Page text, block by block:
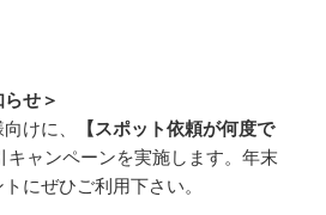
せ＞
けに、
【スポット依頼が何度で
キャンペーンを実施します。年末
にぜひご利用下さい。